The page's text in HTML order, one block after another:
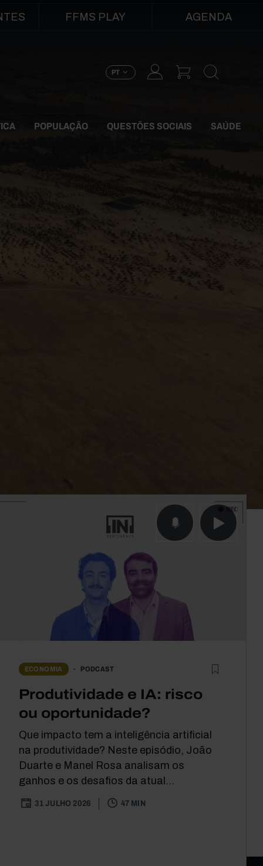
FFMS PLAY AGENDA
PT
POPULAÇÃO QUESTÕES SOCIAIS SAÚDE
ECONOMIA PODCAST
Produtividade e IA: risco
ou oportunidade?
Que impacto tem a inteligência artificial
na produtividade? Neste episódio, João
Duarte e Manel Rosa analisam os
ganhos e os desafios da atual...
31 JULHO 2026 47 MIN